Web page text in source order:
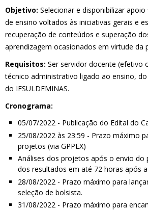
Objetivo: Selecionar e disponibilizar
de ensino voltados às iniciativas gerais e
recuperação de conteúdos e superação
aprendizagem ocasionados em virtude da
Requisitos: Ser servidor docente (efetivo
técnico administrativo ligado ao ensino,
do IFSULDEMINAS.
Cronograma:
05/07/2022 - Publicação do Edital do
25/08/2022 às 23:59 - Prazo máximo
projetos (via GPPEX)
Análises dos projetos após o envio do
dos resultados em até 72 horas após
28/08/2022 - Prazo máximo para
seleção de bolsista.
31/08/2022 - Prazo máximo para